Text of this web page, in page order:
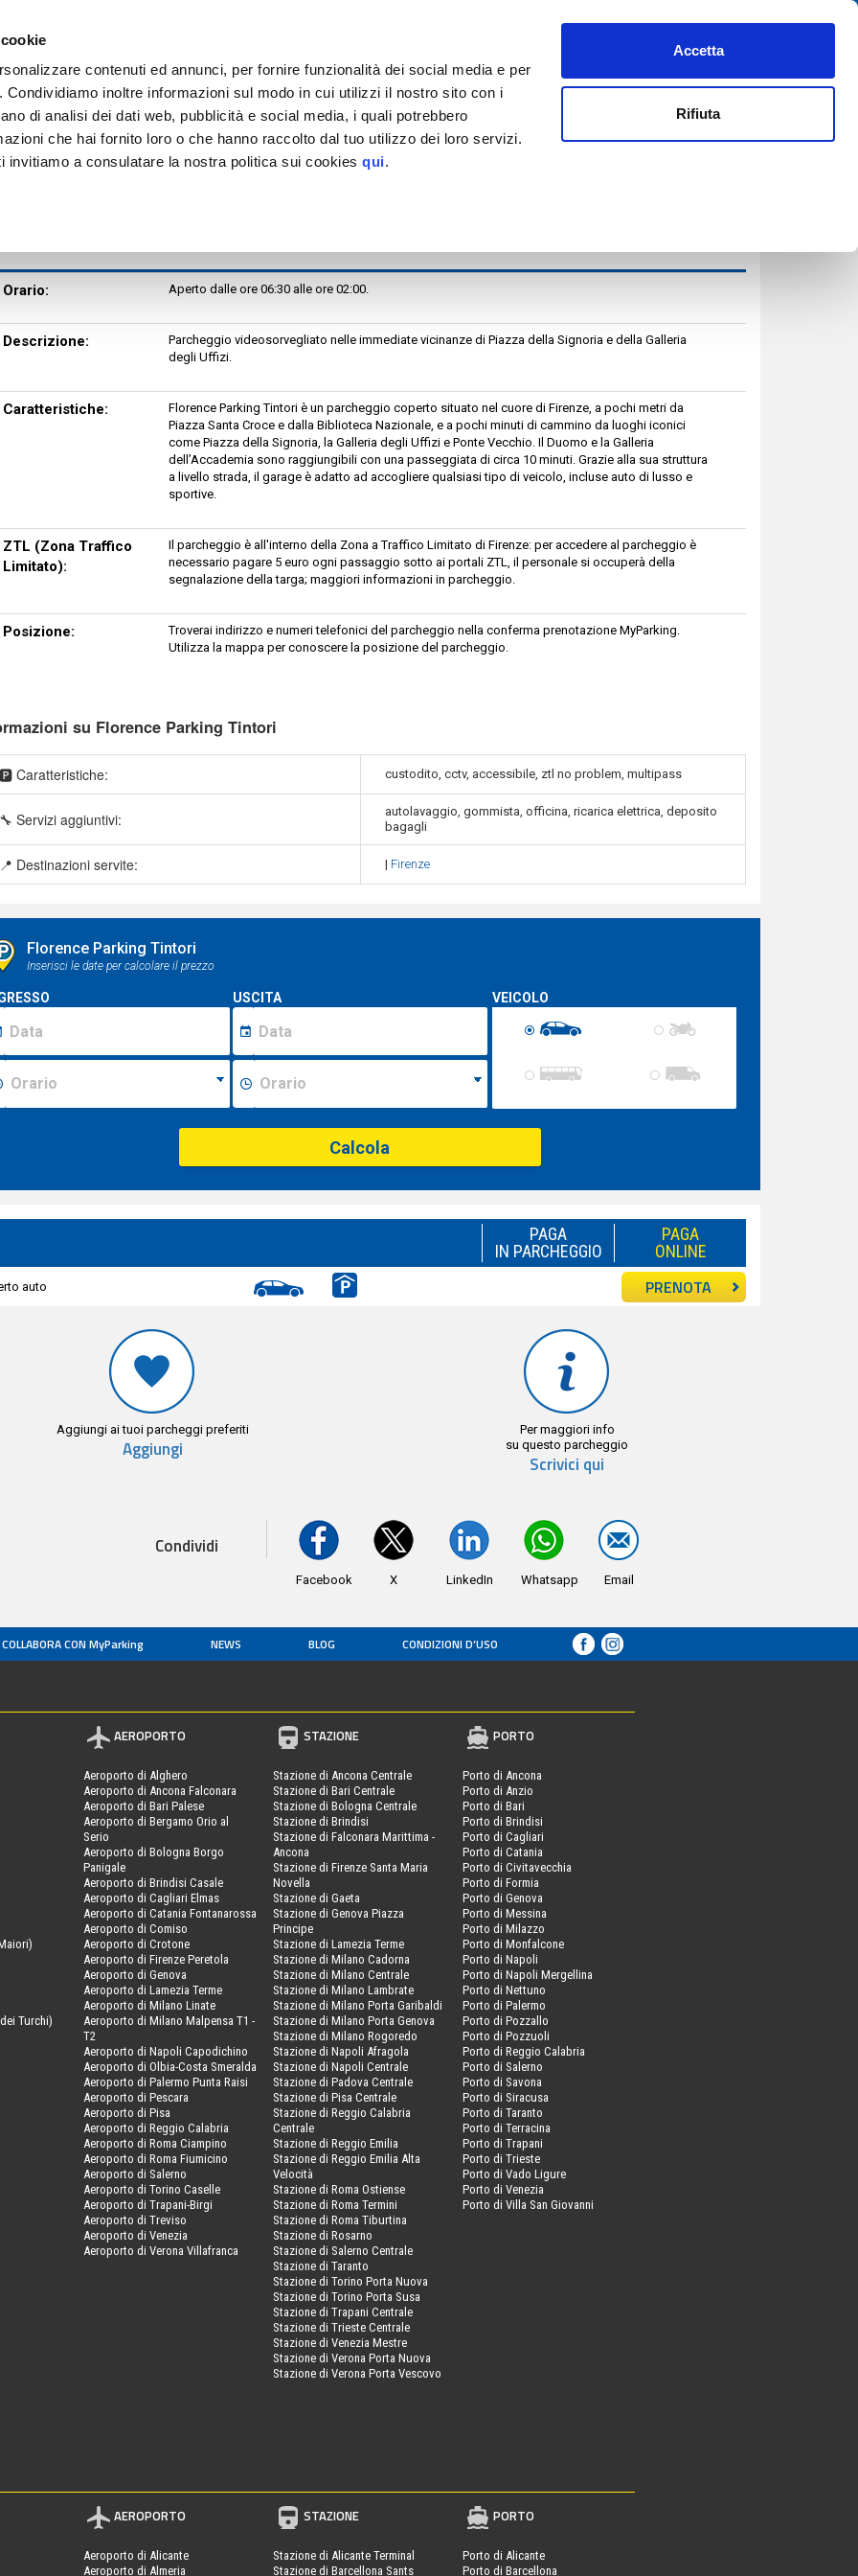
contenuti ed annunci, per fornire funzionalità dei social media e per
inoltre informazioni sul modo in cui utilizzi il nostro sito con i
di analisi dei dati web, pubblicità e social media, i quali potrebbero
che hai fornito loro o che hanno raccolto dal tuo utilizzo dei loro servizi.
invitiamo a consulatare la nostra politica sui cookiesqui.
Accetta
Rifiuta
ACCEDI
servite >
Florence Parking Tintori
or.rid. EV MAPPA PRENOTA ORA
H. MAX 5,00 m
Orario: Aperto dalle ore 06:30 alle ore 02:00.
Descrizione:
Parcheggio videosorvegliato nelle immediate vicinanze di Piazza della Signoria e della Galleria
degli Uffizi.
Caratteristiche:
Florence Parking Tintori è un parcheggio coperto situato nel cuore di Firenze, a pochi metri da
Piazza Santa Croce e dalla Biblioteca Nazionale, e a pochi minuti di cammino da luoghi iconici
come Piazza della Signoria, la Galleria degli Uffizi e Ponte Vecchio. Il Duomo e la Galleria
dell’Accademia sono raggiungibili con una passeggiata di circa 10 minuti. Grazie alla sua struttura
a livello strada, il garage è adatto ad accogliere qualsiasi tipo di veicolo, incluse auto di lusso e
sportive.
ZTL (Zona Traffico
Limitato):
Il parcheggio è all'interno della Zona a Traffico Limitato di Firenze: per accedere al parcheggio è
necessario pagare 5 euro ogni passaggio sotto ai portali ZTL, il personale si occuperà della
segnalazione della targa; maggiori informazioni in parcheggio.
Posizione:
Troverai indirizzo e numeri telefonici del parcheggio nella conferma prenotazione MyParking.
Utilizza la mappa per conoscere la posizione del parcheggio.
su Florence Parking Tintori
🅿️ Caratteristiche: custodito, cctv, accessibile, ztl no problem, multipass
🔧 Servizi aggiuntivi:
autolavaggio, gommista, officina, ricarica elettrica, deposito
bagagli
📍 Destinazioni servite: | Firenze
Florence Parking Tintori
Inserisci le date per calcolare il prezzo
USCITA VEICOLO
Calcola
PAGA
ONLINE
PAGA
IN PARCHEGGIO
auto PRENOTA
Aggiungi ai tuoi parcheggi preferiti
Aggiungi
Per maggiori info
su questo parcheggio
Scrivici qui
Condividi
Facebook X LinkedIn Whatsapp Email
COLLABORA CON MyParking NEWS BLOG CONDIZIONI D’USO
Turchi)
AEROPORTO
Aeroporto di Alghero
Aeroporto di Ancona Falconara
Aeroporto di Bari Palese
Aeroporto di Bergamo Orio al
Serio
Aeroporto di Bologna Borgo
Panigale
Aeroporto di Brindisi Casale
Aeroporto di Cagliari Elmas
Aeroporto di Catania Fontanarossa
Aeroporto di Comiso
Aeroporto di Crotone
Aeroporto di Firenze Peretola
Aeroporto di Genova
Aeroporto di Lamezia Terme
Aeroporto di Milano Linate
Aeroporto di Milano Malpensa T1 -
T2
Aeroporto di Napoli Capodichino
Aeroporto di Olbia-Costa Smeralda
Aeroporto di Palermo Punta Raisi
Aeroporto di Pescara
Aeroporto di Pisa
Aeroporto di Reggio Calabria
Aeroporto di Roma Ciampino
Aeroporto di Roma Fiumicino
Aeroporto di Salerno
Aeroporto di Torino Caselle
Aeroporto di Trapani-Birgi
Aeroporto di Treviso
Aeroporto di Venezia
Aeroporto di Verona Villafranca
STAZIONE
Stazione di Ancona Centrale
Stazione di Bari Centrale
Stazione di Bologna Centrale
Stazione di Brindisi
Stazione di Falconara Marittima -
Ancona
Stazione di Firenze Santa Maria
Novella
Stazione di Gaeta
Stazione di Genova Piazza
Principe
Stazione di Lamezia Terme
Stazione di Milano Cadorna
Stazione di Milano Centrale
Stazione di Milano Lambrate
Stazione di Milano Porta Garibaldi
Stazione di Milano Porta Genova
Stazione di Milano Rogoredo
Stazione di Napoli Afragola
Stazione di Napoli Centrale
Stazione di Padova Centrale
Stazione di Pisa Centrale
Stazione di Reggio Calabria
Centrale
Stazione di Reggio Emilia
Stazione di Reggio Emilia Alta
Velocità
Stazione di Roma Ostiense
Stazione di Roma Termini
Stazione di Roma Tiburtina
Stazione di Rosarno
Stazione di Salerno Centrale
Stazione di Taranto
Stazione di Torino Porta Nuova
Stazione di Torino Porta Susa
Stazione di Trapani Centrale
Stazione di Trieste Centrale
Stazione di Venezia Mestre
Stazione di Verona Porta Nuova
Stazione di Verona Porta Vescovo
PORTO
Porto di Ancona
Porto di Anzio
Porto di Bari
Porto di Brindisi
Porto di Cagliari
Porto di Catania
Porto di Civitavecchia
Porto di Formia
Porto di Genova
Porto di Messina
Porto di Milazzo
Porto di Monfalcone
Porto di Napoli
Porto di Napoli Mergellina
Porto di Nettuno
Porto di Palermo
Porto di Pozzallo
Porto di Pozzuoli
Porto di Reggio Calabria
Porto di Salerno
Porto di Savona
Porto di Siracusa
Porto di Taranto
Porto di Terracina
Porto di Trapani
Porto di Trieste
Porto di Vado Ligure
Porto di Venezia
Porto di Villa San Giovanni
AEROPORTO
Aeroporto di Alicante
Aeroporto di Almeria
STAZIONE
Stazione di Alicante Terminal
Stazione di Barcellona Sants
PORTO
Porto di Alicante
Porto di Barcellona